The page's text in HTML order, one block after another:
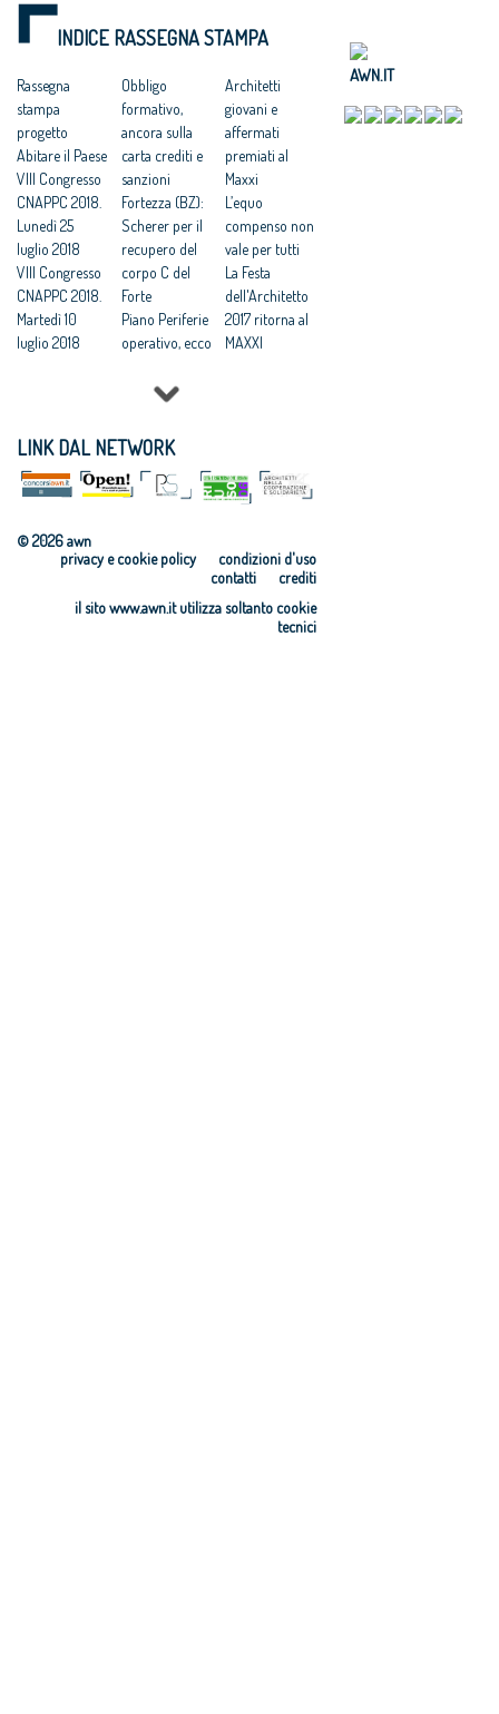
integrate per le
città»
rinascere le
città a rischio
Rivoluzione
periferie, addio
Vele di
Scampia
periferie ci
dalla barbarie»
Riqualificazion
e periferie:
entro 31
gennaio 2016 il
DPCM con il
bando
periferie, 500
Programma
straordinario
Piano sceglie il
tutor per
Marghera
Mezzo
miliardo alle
periferie
urbane
INDICE RASSEGNA STAMPA
Rassegna
stampa
progetto
Abitare il Paese
VIII Congresso
CNAPPC 2018.
Lunedì 25
luglio 2018
VIII Congresso
CNAPPC 2018.
Martedì 10
luglio 2018
2018
VIII Congresso
CNAPPC 2018.
luglio 2018
VIII Congresso
Obbligo
formativo,
ancora sulla
carta crediti e
sanzioni
Fortezza (BZ):
Scherer per il
recupero del
corpo C del
Forte
Piano Periferie
operativo, ecco
finanziati
periferie,
Minniti:
«Proposte da
condividere:
integrate per le
Architetti
giovani e
affermati
premiati al
Maxxi
L’equo
compenso non
vale per tutti
La Festa
dell'Architetto
2017 ritorna al
MAXXI
innovazione
culturale'
dell’Architetto
2017 - Una
legge per
l’architettura
LINK DAL NETWORK
© 2026 awn
condizioni d'uso
privacy e cookie policy
crediti
contatti
il sito www.awn.it utilizza soltanto cookie
tecnici
AWN.IT